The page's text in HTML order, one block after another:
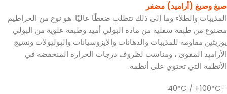
صبغ وصبغ (أراميد) مضفر
المذيبات والطلاء وما إلى ذلك تتطلب ضغطًا عاليًا. هو نوع من الخراطيم
مصنوع من طبقة سفلية من مادة البولي أميد وطبقة علوية من البولي
يوريثين مقاومة للمذيبات والدهانات والأيزوسيانات والبوليولات ونسيج
الأراميد المقوى ، ومناسب لظروف درجات الحرارة المنخفضة في
الأنظمة التي تحتوي على أنظمة.
-40°C / +100°C